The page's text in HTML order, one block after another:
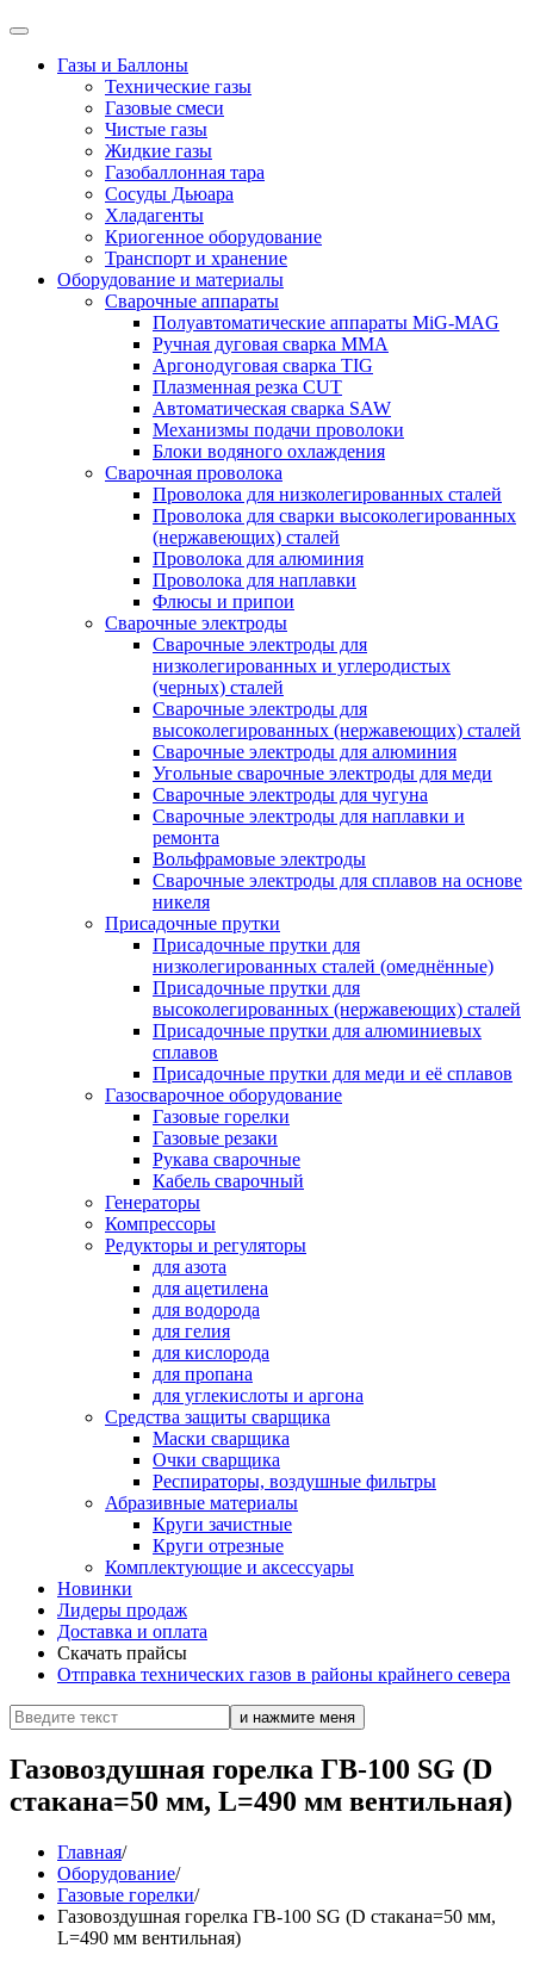
Газы и Баллоны
Технические газы
Газовые смеси
Чистые газы
Жидкие газы
Газобаллонная тара
Сосуды Дьюара
Хладагенты
Криогенное оборудование
Транспорт и хранение
Оборудование и материалы
Сварочные аппараты
Полуавтоматические аппараты MiG-MAG
Ручная дуговая сварка MMA
Аргонодуговая сварка TIG
Плазменная резка CUT
Автоматическая сварка SAW
Механизмы подачи проволоки
Блоки водяного охлаждения
Сварочная проволока
Проволока для низколегированных сталей
Проволока для сварки высоколегированных
(нержавеющих) сталей
Проволока для алюминия
Проволока для наплавки
Флюсы и припои
Сварочные электроды
Сварочные электроды для
низколегированных и углеродистых
(черных) сталей
Сварочные электроды для
высоколегированных (нержавеющих) сталей
Сварочные электроды для алюминия
Угольные сварочные электроды для меди
Сварочные электроды для чугуна
Сварочные электроды для наплавки и
ремонта
Вольфрамовые электроды
Сварочные электроды для сплавов на основе
никеля
Присадочные прутки
Присадочные прутки для
низколегированных сталей (омеднённые)
Присадочные прутки для
высоколегированных (нержавеющих) сталей
Присадочные прутки для алюминиевых
сплавов
Присадочные прутки для меди и её сплавов
Газосварочное оборудование
Газовые горелки
Газовые резаки
Рукава сварочные
Кабель сварочный
Генераторы
Компрессоры
Редукторы и регуляторы
для азота
для ацетилена
для водорода
для гелия
для кислорода
для пропана
для углекислоты и аргона
Средства защиты сварщика
Маски сварщика
Очки сварщика
Респираторы, воздушные фильтры
Абразивные материалы
Круги зачистные
Круги отрезные
Комплектующие и аксессуары
Новинки
Лидеры продаж
Доставка и оплата
Скачать прайсы
Отправка технических газов в районы крайнего севера
Газовоздушная горелка ГВ-100 SG (D
стакана=50 мм, L=490 мм вентильная)
Главная/
Оборудование/
Газовые горелки/
Газовоздушная горелка ГВ-100 SG (D стакана=50 мм,
L=490 мм вентильная)